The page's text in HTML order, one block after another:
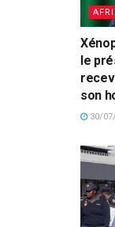
le
son
30/